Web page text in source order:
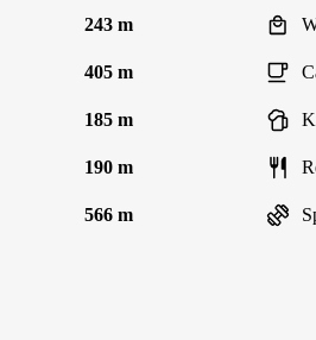
243 m
405 m
185 m
190 m
566 m